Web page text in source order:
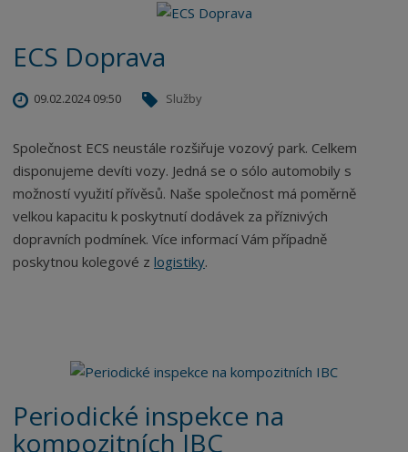
ECS Doprava
09.02.2024 09:50 Služby
Společnost ECS neustále rozšiřuje vozový park. Celkem
disponujeme devíti vozy. Jedná se o sólo automobily s
možností využití přívěsů. Naše společnost má poměrně
velkou kapacitu k poskytnutí dodávek za příznivých
dopravních podmínek. Více informací Vám případně
poskytnou kolegové zlogistiky.
Periodické inspekce na
kompozitních IBC